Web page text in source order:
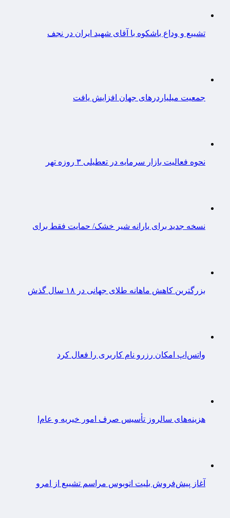
تشییع و وداع باشکوه با آقای شهید ایران در نجف
جمعیت میلیاردرهای جهان افزایش یافت
نحوه فعالیت بازار سرمایه در تعطیلی ۳ روزه تهر
نسخه جدید برای یارانه شیر خشک/ حمایت فقط برای
بزرگترین کاهش ماهانه طلای جهانی در ۱۸ سال گذش
واتس‌اپ امکان رزرو نام کاربری را فعال کرد
هزینه‌های سالروز تأسیس صرف امور خیریه و عام‌ا
آغاز پیش‌فروش بلیت اتوبوس مراسم تشییع از امرو